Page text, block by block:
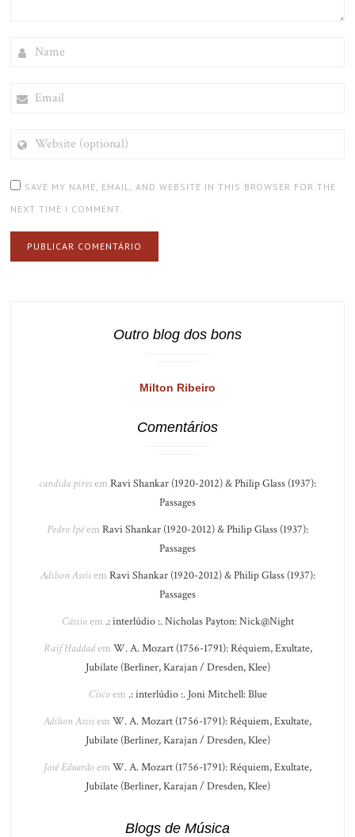
(OPTIONAL)
SAVE MY NAME, EMAIL, AND WEBSITE IN THIS BROWSER FOR THE
NEXT TIME I COMMENT.
Outro blog dos bons
Milton Ribeiro
Comentários
candida piresem Ravi Shankar (1920-2012) & Philip Glass (1937):
Passages
Pedro Ipêem Ravi Shankar (1920-2012) & Philip Glass (1937):
Passages
Adilson Assisem Ravi Shankar (1920-2012) & Philip Glass (1937):
Passages
Cássioem .: interlúdio :. Nicholas Payton: Nick@Night
Raif Haddadem W. A. Mozart (1756-1791): Réquiem, Exultate,
Jubilate (Berliner, Karajan / Dresden, Klee)
Ciscoem .: interlúdio :. Joni Mitchell: Blue
Adilson Assisem W. A. Mozart (1756-1791): Réquiem, Exultate,
Jubilate (Berliner, Karajan / Dresden, Klee)
José Eduardoem W. A. Mozart (1756-1791): Réquiem, Exultate,
Jubilate (Berliner, Karajan / Dresden, Klee)
Blogs de Música